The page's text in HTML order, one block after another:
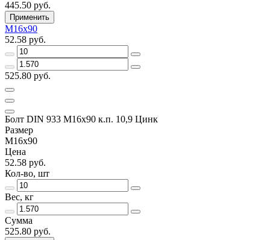
445.50 руб.
Применить
М16х90
52.58 руб.
525.80 руб.
Болт DIN 933 М16х90 к.п. 10,9 Цинк
Размер
М16х90
Цена
52.58 руб.
Кол-во, шт
Вес, кг
Сумма
525.80 руб.